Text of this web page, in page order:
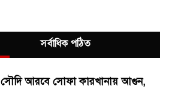
সর্বাধিক পঠিত
সৌদি আরবে সোফা কারখানায় আগুন,